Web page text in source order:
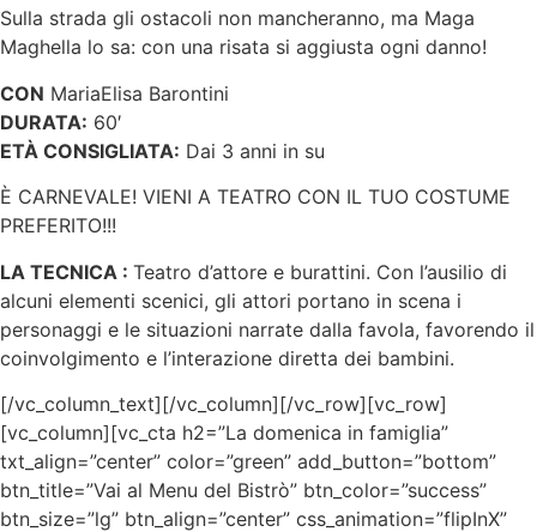
Sulla strada gli ostacoli non mancheranno, ma Maga
Maghella lo sa: con una risata si aggiusta ogni danno!
CON MariaElisa Barontini
DURATA: 60′
ETÀ CONSIGLIATA: Dai 3 anni in su
È CARNEVALE! VIENI A TEATRO CON IL TUO COSTUME
PREFERITO!!!
LA TECNICA : Teatro d’attore e burattini. Con l’ausilio di
alcuni elementi scenici, gli attori portano in scena i
personaggi e le situazioni narrate dalla favola, favorendo il
coinvolgimento e l’interazione diretta dei bambini.
[/vc_column_text][/vc_column][/vc_row][vc_row]
[vc_column][vc_cta h2=”La domenica in famiglia”
txt_align=”center” color=”green” add_button=”bottom”
btn_title=”Vai al Menu del Bistrò” btn_color=”success”
btn_size=”lg” btn_align=”center” css_animation=”flipInX”